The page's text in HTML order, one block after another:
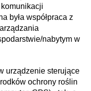
była współpraca z
nabytym w
urządzenie sterujące
ochrony roślin